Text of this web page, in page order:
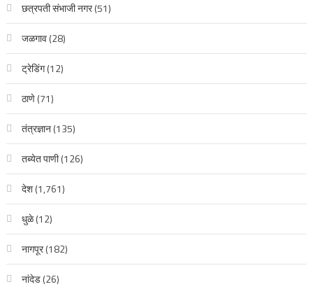
छत्रपती संभाजी नगर(51)
जळगाव(28)
ट्रेडिंग(12)
ठाणे(71)
तंत्रज्ञान(135)
तब्येत पाणी(126)
देश(1,761)
धुळे(12)
नागपूर(182)
नांदेड(26)